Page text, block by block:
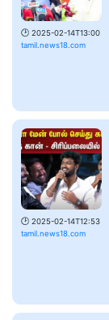
🕑 2025-02-14T13:00
tamil.news18.com
🕑 2025-02-14T12:53
tamil.news18.com